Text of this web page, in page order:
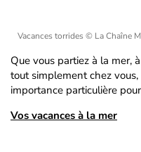
Vacances torrides © La Chaîne
Que vous partiez à la mer,
tout simplement chez
importance particulière
Vos vacances à la mer